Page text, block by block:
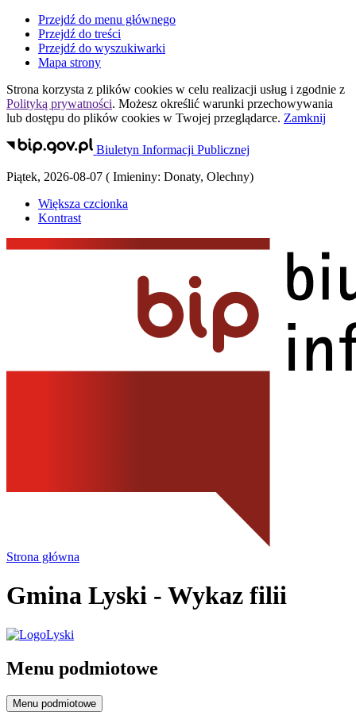
Przejdź do menu głównego
Przejdź do treści
Przejdź do wyszukiwarki
Mapa strony
Strona korzysta z plików cookies w celu realizacji usług i zgodnie z
Polityką prywatności. Możesz określić warunki przechowywania
lub dostępu do plików cookies w Twojej przeglądarce. Zamknij
Biuletyn Informacji Publicznej
Piątek, 2026-08-07 ( Imieniny: Donaty, Olechny)
Większa czcionka
Kontrast
Strona główna
Gmina Lyski - Wykaz filii
Menu podmiotowe
Menu podmiotowe